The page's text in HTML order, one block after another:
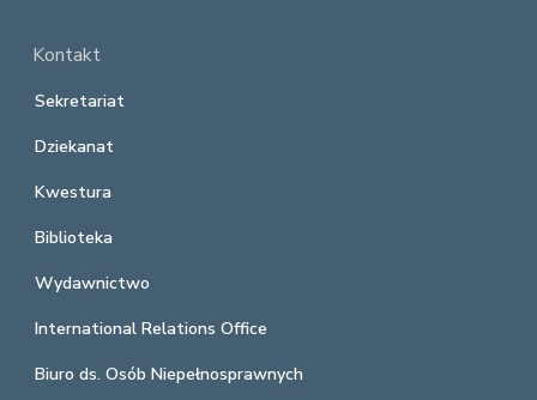
Kontakt
Sekretariat
Dziekanat
Kwestura
Biblioteka
Wydawnictwo
International Relations Office
Biuro ds. Osób Niepełnosprawnych